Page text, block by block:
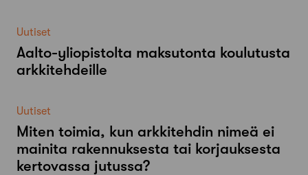
Uutiset
Aalto-​yliopistolta maksutonta koulutusta
arkkitehdeille
Uutiset
Miten toimia, kun arkkitehdin nimeä ei
mainita rakennuksesta tai korjauksesta
kertovassa jutussa?